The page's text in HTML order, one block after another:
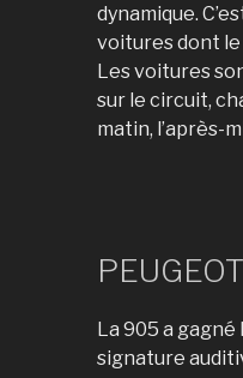
dynamique.
voitures dont le
Les voitures
sur le circuit,
matin, l’après-
La 905 a
signature